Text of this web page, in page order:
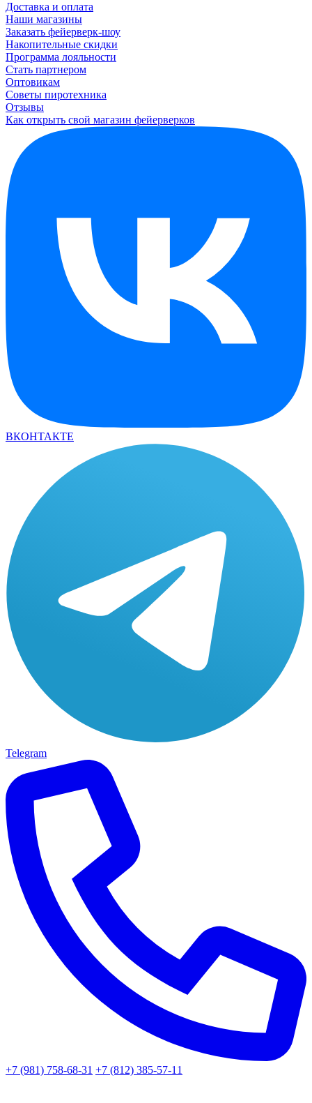
Доставка и оплата
Наши магазины
Заказать фейерверк-шоу
Накопительные скидки
Программа лояльности
Стать партнером
Оптовикам
Советы пиротехника
Отзывы
Как открыть свой магазин фейерверков
ВКОНТАКТЕ
Telegram
+7 (981) 758-68-31 +7 (812) 385-57-11